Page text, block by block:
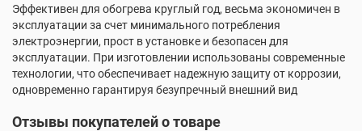
Эффективен для обогрева круглый год, весьма экономичен в
эксплуатации за счет минимального потребления
электроэнергии, прост в установке и безопасен для
эксплуатации. При изготовлении использованы современные
технологии, что обеспечивает надежную защиту от коррозии,
одновременно гарантируя безупречный внешний вид
Отзывы покупателей о товаре